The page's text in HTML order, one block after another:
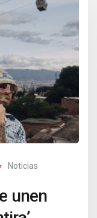
Noticias
unen